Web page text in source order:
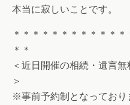
本当に寂しいことです。
＊＊＊＊＊＊＊＊＊＊＊
＊＊
＜近日開催の相続・遺言
＞
※事前予約制となっており